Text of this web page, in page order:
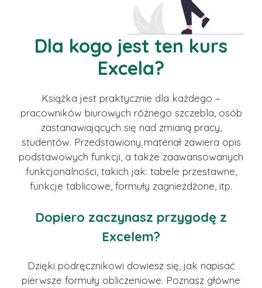
Dla kogo jest ten kurs
Excela?
Książka jest praktycznie dla każdego –
pracowników biurowych różnego szczebla, osób
zastanawiających się nad zmianą pracy,
studentów. Przedstawiony materiał zawiera opis
podstawowych funkcji, a także zaawansowanych
funkcjonalności, takich jak: tabele przestawne,
funkcje tablicowe, formuły zagnieżdżone, itp.
Dopiero zaczynasz przygodę z
Excelem?
Dzięki podręcznikowi dowiesz się, jak napisać
pierwsze formuły obliczeniowe. Poznasz główne